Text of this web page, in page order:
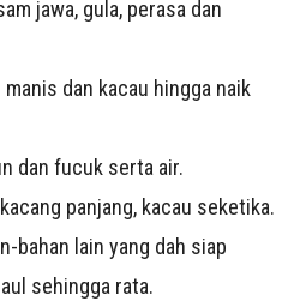
jawa, gula, perasa dan
dan kacau hingga naik
dan fucuk serta air.
panjang, kacau seketika.
bahan lain yang dah siap
sehingga rata.